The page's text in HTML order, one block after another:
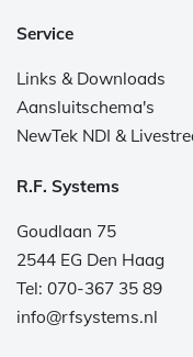
Service
Links & Downloads
Aansluitschema's
NewTek NDI &
R.F. Systems
Goudlaan 75
2544 EG Den Haag
Tel: 070-367 35 89
info@rfsystems.nl